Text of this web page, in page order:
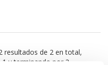
resultados de 2 en total,
y terminando por 2